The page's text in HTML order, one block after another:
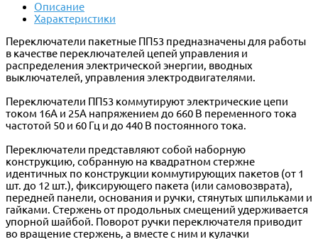
Описание
Характеристики
Переключатели пакетные ПП53 предназначены для работы
в качестве переключателей цепей управления и
распределения электрической энергии, вводных
выключателей, управления электродвигателями.
Переключатели ПП53 коммутируют электрические цепи
током 16А и 25А напряжением до 660 В переменного тока
частотой 50 и 60 Гц и до 440 В постоянного тока.
Переключатели представляют собой наборную
конструкцию, собранную на квадратном стержне
идентичных по конструкции коммутирующих пакетов (от 1
шт. до 12 шт.), фиксирующего пакета (или самовозврата),
передней панели, основания и ручки, стянутых шпильками и
гайками. Стержень от продольных смещений удерживается
упорной шайбой. Поворот ручки переключателя приводит
во вращение стержень, а вместе с ним и кулачки